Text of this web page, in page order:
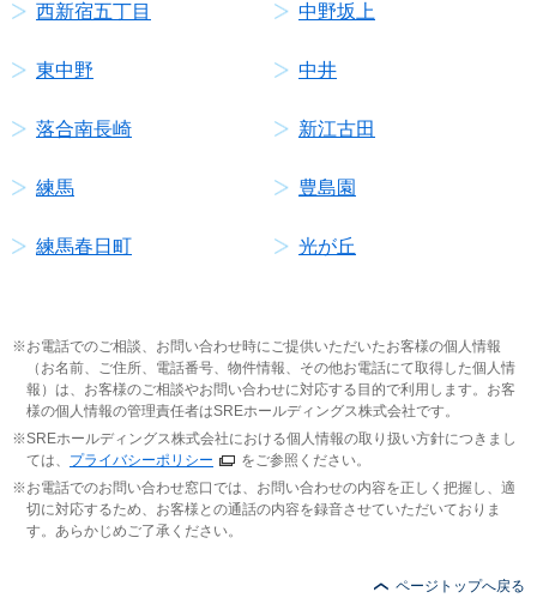
西新宿五丁目 中野坂上
東中野 中井
落合南長崎 新江古田
練馬 豊島園
練馬春日町 光が丘
お電話でのご相談、お問い合わせ時にご提供いただいたお客様の個人情報
（お名前、ご住所、電話番号、物件情報、その他お電話にて取得した個人情
報）は、お客様のご相談やお問い合わせに対応する目的で利用します。お客
様の個人情報の管理責任者はSREホールディングス株式会社です。
SREホールディングス株式会社における個人情報の取り扱い方針につきまし
ては、 プライバシーポリシー
をご参照ください。
お電話でのお問い合わせ窓口では、お問い合わせの内容を正しく把握し、適
切に対応するため、お客様との通話の内容を録音させていただいておりま
す。あらかじめご了承ください。
ページトップへ戻る